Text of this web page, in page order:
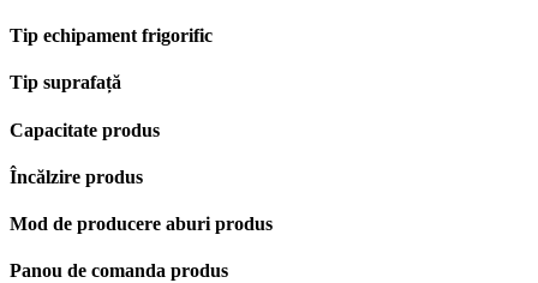
Tip echipament frigorific
Tip suprafață
Capacitate produs
Încălzire produs
Mod de producere aburi produs
Panou de comanda produs